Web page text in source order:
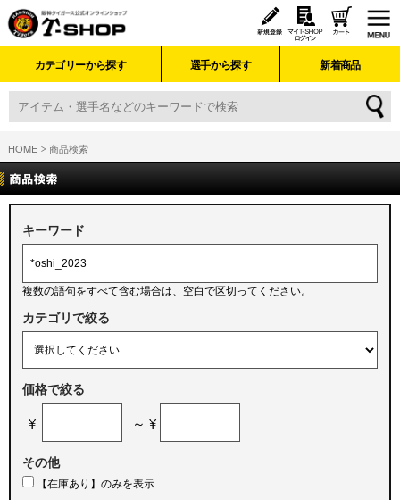
カテゴリーから探す 選手から探す 新着商品
HOME 商品検索
キーワード
複数の語句をすべて含む場合は、空白で区切ってください。
カテゴリで絞る
価格で絞る
¥ ～ ¥
その他
【在庫あり】のみを表示